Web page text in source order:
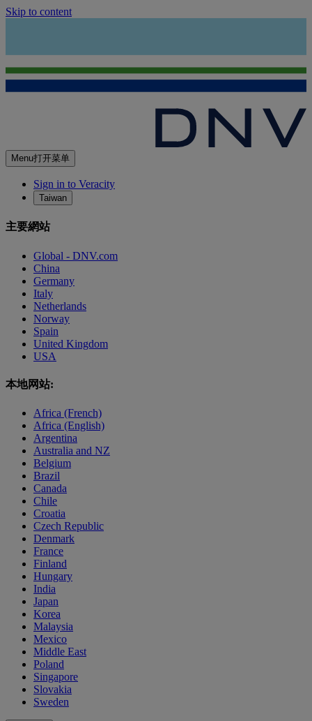
Skip to content
Menu打开菜单
Sign in to Veracity
Taiwan
主要網站
Global - DNV.com
China
Germany
Italy
Netherlands
Norway
Spain
United Kingdom
USA
本地网站:
Africa (French)
Africa (English)
Argentina
Australia and NZ
Belgium
Brazil
Canada
Chile
Croatia
Czech Republic
Denmark
France
Finland
Hungary
India
Japan
Korea
Malaysia
Mexico
Middle East
Poland
Singapore
Slovakia
Sweden